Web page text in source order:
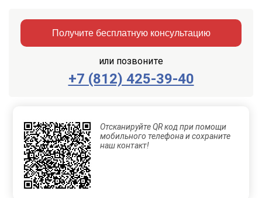
Получите бесплатную консультацию
или позвоните
+7 (812) 425-39-40
Заказать
Отправляя
данные,
Вы
соглашаетесь
с
Правилами
Отсканируйте QR код при помощи
мобильного телефона и сохраните
наш контакт!